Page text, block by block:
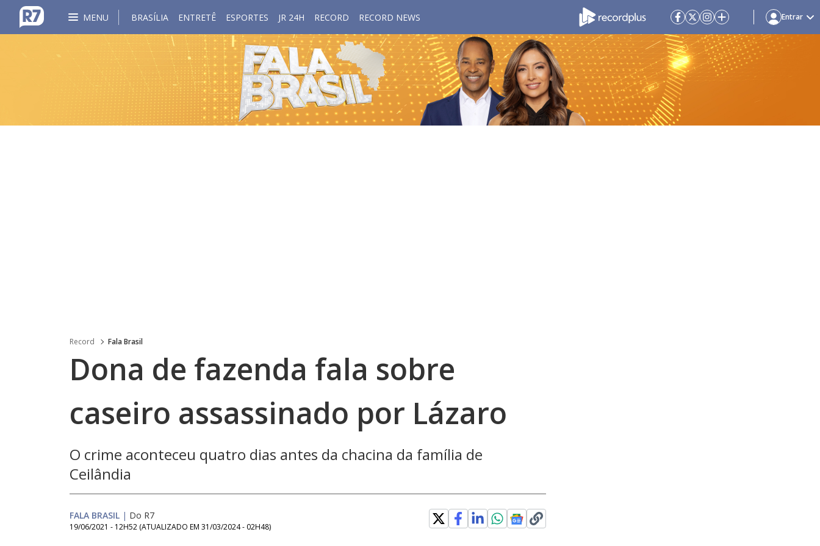
MENU BRASÍLIA ENTRETÊ ESPORTES JR 24H RECORD RECORD NEWS Entrar
Record Fala Brasil
Dona de fazenda fala sobre
caseiro assassinado por Lázaro
O crime aconteceu quatro dias antes da chacina da família de
Ceilândia
FALA BRASIL | Do R7
19/06/2021 - 12H52 (ATUALIZADO EM 31/03/2024 - 02H48)